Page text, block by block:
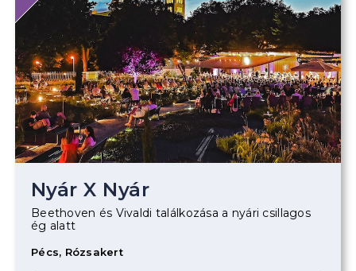
Nyár X Nyár
Beethoven és Vivaldi találkozása a nyári csillagos
ég alatt
Pécs, Rózsakert